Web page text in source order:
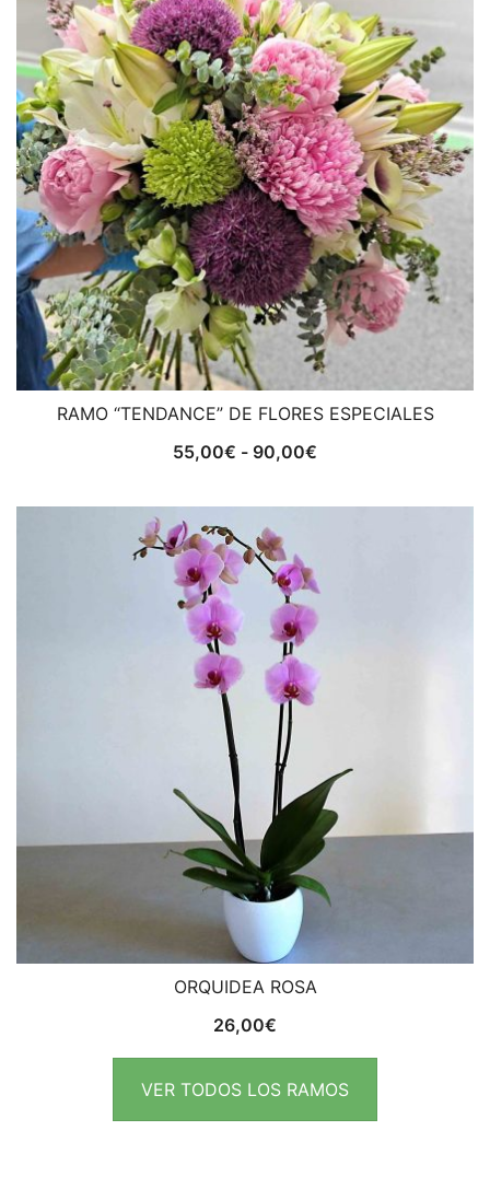
RAMO “TENDANCE” DE FLORES ESPECIALES
55,00€ - 90,00€
precios:
hasta
90,00€
ORQUIDEA ROSA
26,00€
VER TODOS LOS RAMOS